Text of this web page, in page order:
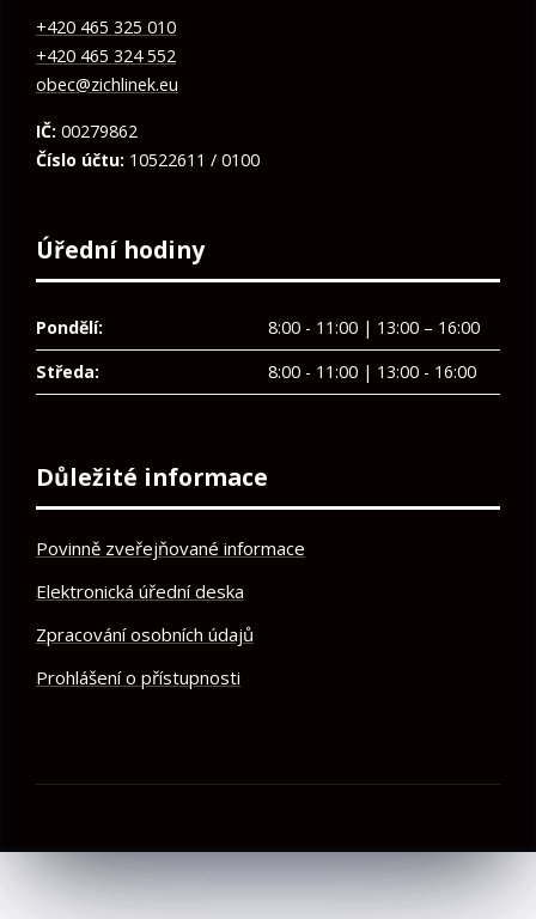
+420 465 325 010
+420 465 324 552
obec@zichlinek.eu
IČ: 00279862
Číslo účtu: 10522611 / 0100
Úřední hodiny
Pondělí:
8:00 - 11:00 | 13:00 – 16:00
Středa:
8:00 - 11:00 | 13:00 - 16:00
Důležité informace
Povinně zveřejňované informace
Elektronická úřední deska
Zpracování osobních údajů
Prohlášení o přístupnosti